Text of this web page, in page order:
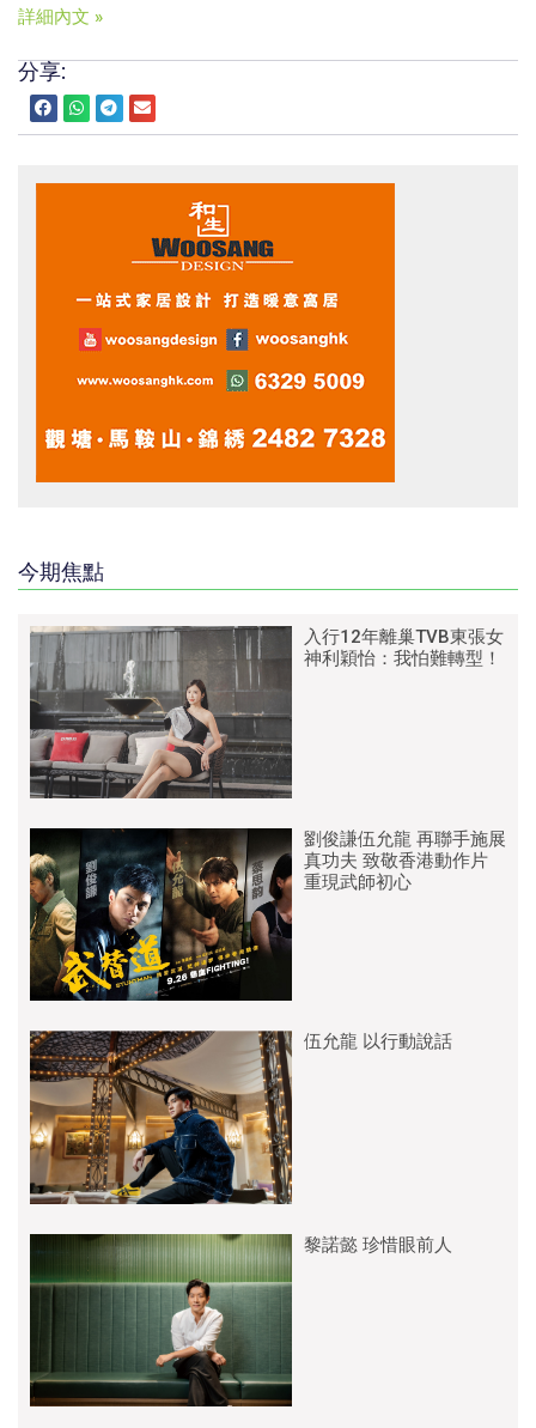
詳細內文 »
分享:
今期焦點
入行12年離巢TVB東張女
神利穎怡：我怕難轉型！
劉俊謙伍允龍 再聯手施展
真功夫 致敬香港動作片
重現武師初心
伍允龍 以行動說話
黎諾懿 珍惜眼前人